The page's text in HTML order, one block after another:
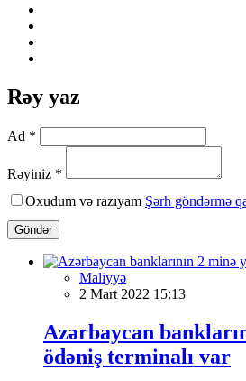
Rəy yaz
Ad *
Rəyiniz *
Oxudum və razıyam Şərh göndərmə
Göndər
Maliyyə
2 Mart 2022 15:13
Azərbaycan
ödəniş terminalı var